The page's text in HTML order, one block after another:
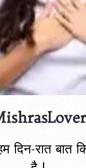
दिन-रात बात